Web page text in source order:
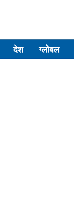
देश ग्लोबल